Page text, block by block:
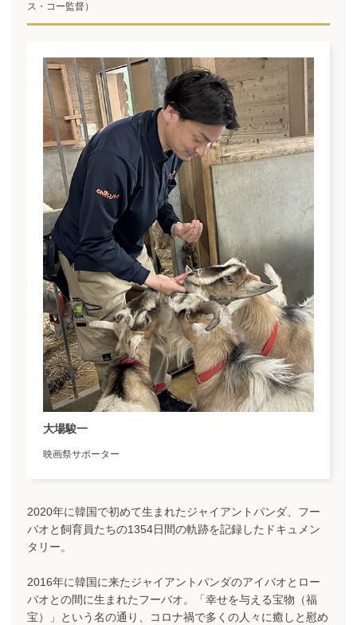
ス・コー監督）
大場駿一
映画祭サポーター
2020年に韓国で初めて生まれたジャイアントパンダ、フー
バオと飼育員たちの1354日間の軌跡を記録したドキュメン
タリー。
2016年に韓国に来たジャイアントパンダのアイバオとロー
バオとの間に生まれたフーバオ。「幸せを与える宝物（福
宝）」という名の通り、コロナ禍で多くの人々に癒しと慰め